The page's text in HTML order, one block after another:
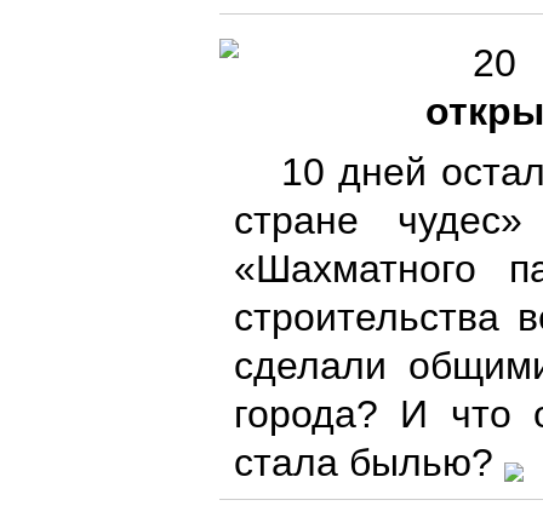
20
10 дней
стране
«Шахматного
строительства
сделали
города? И что
стала былью?